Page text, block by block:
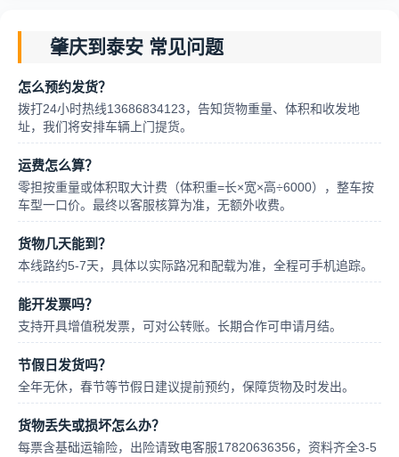
肇庆到泰安 常见问题
怎么预约发货？
拨打24小时热线13686834123，告知货物重量、体积和收发地
址，我们将安排车辆上门提货。
运费怎么算？
零担按重量或体积取大计费（体积重=长×宽×高÷6000），整车按
车型一口价。最终以客服核算为准，无额外收费。
货物几天能到？
本线路约5-7天，具体以实际路况和配载为准，全程可手机追踪。
能开发票吗？
支持开具增值税发票，可对公转账。长期合作可申请月结。
节假日发货吗？
全年无休，春节等节假日建议提前预约，保障货物及时发出。
货物丢失或损坏怎么办？
每票含基础运输险，出险请致电客服17820636356，资料齐全3-5